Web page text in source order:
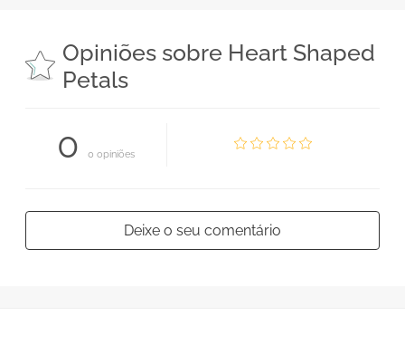
Opiniões sobre Heart Shaped
Petals
0 0 opiniões
Deixe o seu comentário